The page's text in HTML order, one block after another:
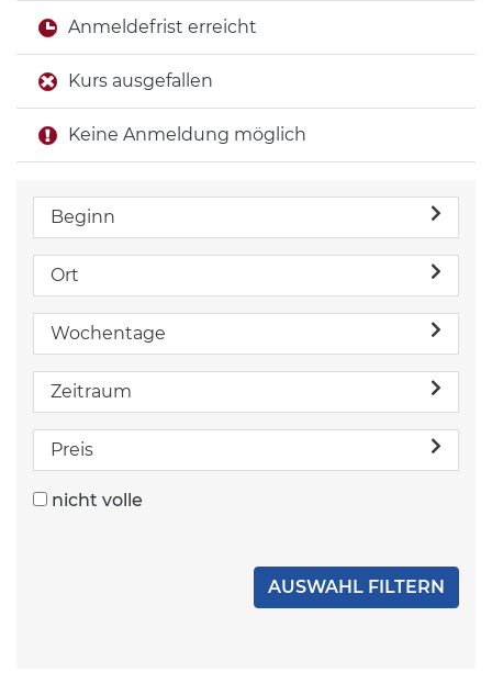
Anmeldefrist erreicht
Kurs ausgefallen
Keine Anmeldung möglich
Beginn
Ort
Wochentage
Zeitraum
Preis
nicht volle